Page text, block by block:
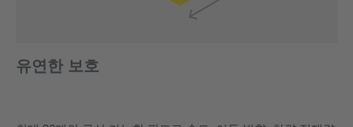
유연한 보호